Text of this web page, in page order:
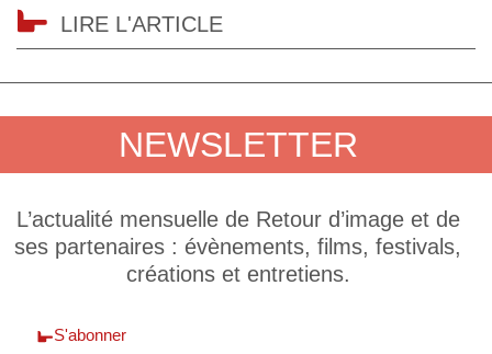
LIRE L'ARTICLE
NEWSLETTER
L’actualité mensuelle de Retour d’image et de
ses partenaires : évènements, films, festivals,
créations et entretiens.
S'abonner